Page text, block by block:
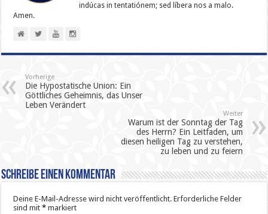
indúcas in ten­ta­tiónem; sed líbera nos a malo.
Amen.
Vorherige
Die Hypostatische Union: Ein
Göttliches Geheimnis, das Unser
Leben Verändert
Weiter
Warum ist der Sonntag der Tag
des Herrn? Ein Leitfaden, um
diesen heiligen Tag zu verstehen,
zu leben und zu feiern
Schreibe einen Kommentar
Deine E-Mail-Adresse wird nicht veröffentlicht. Erforderliche Felder
sind mit* markiert